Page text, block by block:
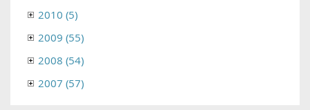
2010 (5)
2009 (55)
2008 (54)
2007 (57)